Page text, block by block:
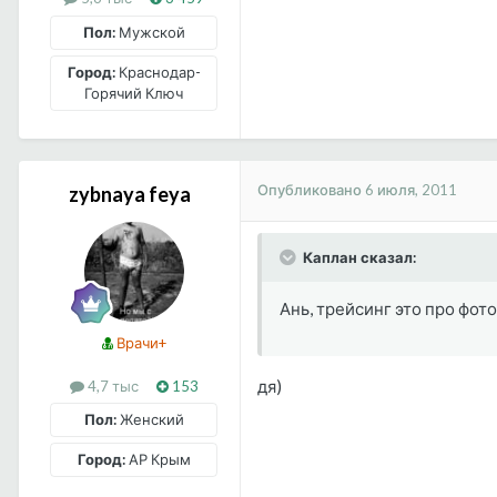
Пол:Мужской
Город:Краснодар-
Горячий Ключ
zybnaya feya
Врачи+
4,7 тыс
153
Пол:Женский
Город:АР Крым
Опубликовано 6 июля, 2011
Каплан сказал:
Ань, трейсинг это про
дя)